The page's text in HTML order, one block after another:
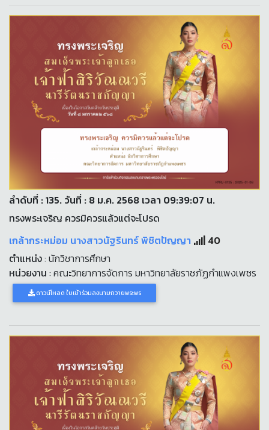
ลำดับที่ : 135. วันที่ : 8 ม.ค. 2568 เวลา 09:39:07 น.
ทรงพระเจริญ ควรมิควรแล้วแต่จะโปรด
เกล้ากระหม่อม นางสาวนัฐรินทร์ พิชิตปัญญา
40
ตำแหน่ง: นักวิชาการศึกษา
หน่วยงาน : คณะวิทยาการจัดการ มหาวิทยาลัยราชภัฏกำแพงเพชร
ดาวน์โหลด ใบเข้าร่วมลงนามถวายพระพร